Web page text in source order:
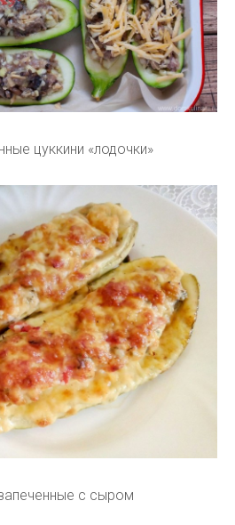
цуккини «лодочки»
с сыром